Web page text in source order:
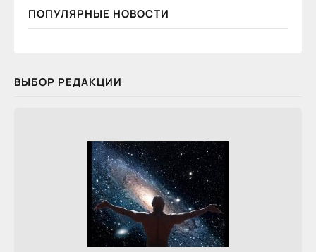
ПОПУЛЯРНЫЕ НОВОСТИ
ВЫБОР РЕДАКЦИИ